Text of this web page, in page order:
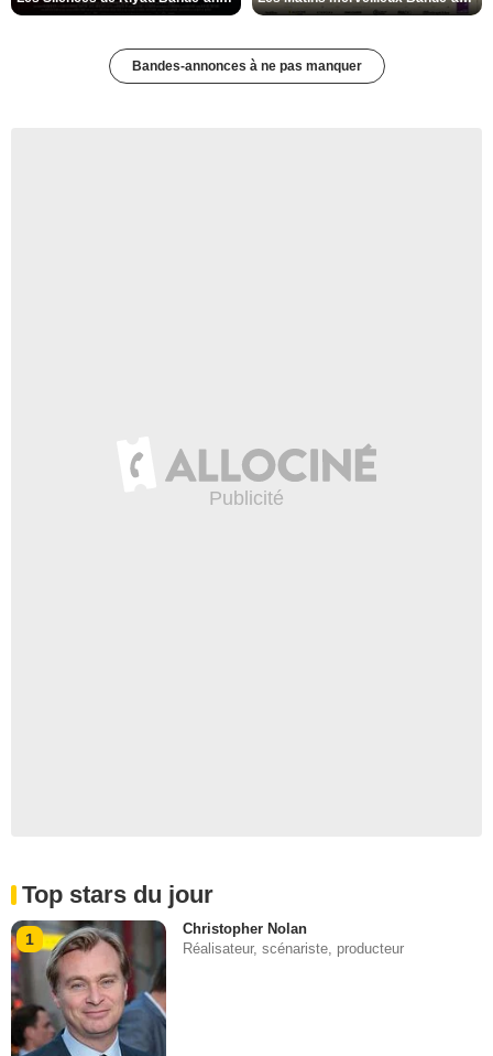
Bandes-annonces à ne pas manquer
Top stars du jour
1
Christopher Nolan
Réalisateur, scénariste, producteur